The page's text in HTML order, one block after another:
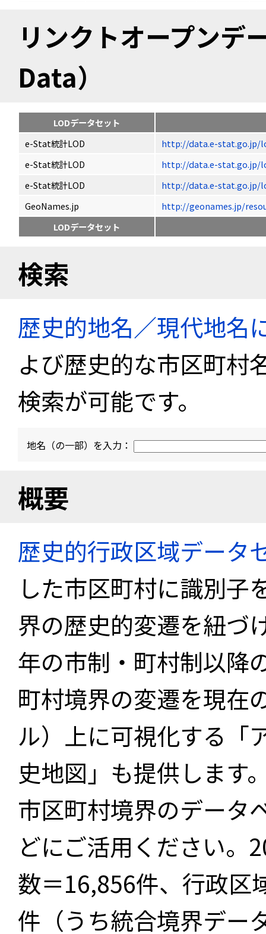
リンクトオープン
Data）
LODデータセット
e-Stat統計LOD
http://data.e-stat.go.jp/
e-Stat統計LOD
http://data.e-stat.go.jp/
e-Stat統計LOD
http://data.e-stat.go.jp/
GeoNames.jp
http://geonames.jp/
LODデータセット
検索
歴史的地名／現代地名
よび歴史的な市区町村
検索が可能です。
地名（の一部）を入力：
概要
歴史的行政区域データ
した市区町村に識別子
界の歴史的変遷を紐づ
年の市制・町村制以降
町村境界の変遷を現在
ル）上に可視化する「
史地図」も提供します
市区町村境界のデータ
どにご活用ください。
数＝16,856件、行政区
件（うち統合境界デー